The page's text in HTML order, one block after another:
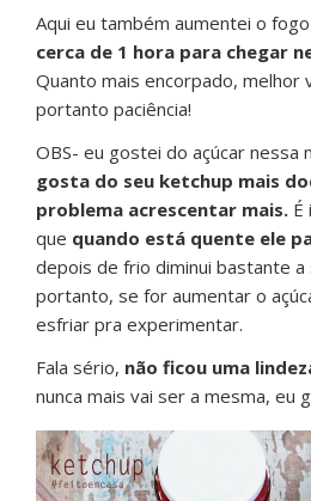
Aqui eu também aumentei o
cerca de 1 hora para chegar
Quanto mais encorpado, melhor
portanto paciência!
OBS- eu gostei do açúcar nessa
gosta do seu ketchup mais
problema acrescentar mais. É
que quando está quente ele
depois de frio diminui bastante a
portanto, se for aumentar o
esfriar pra experimentar.
Fala sério, não ficou uma
nunca mais vai ser a mesma, eu